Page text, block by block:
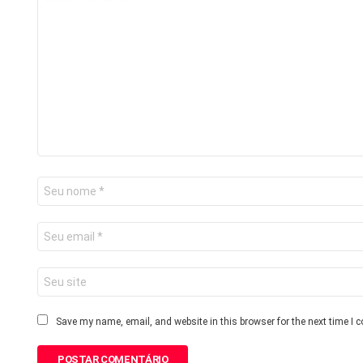
Save my name, email, and website in this browser for the next time I